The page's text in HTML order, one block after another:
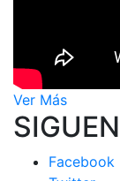
Ver Más
Facebook